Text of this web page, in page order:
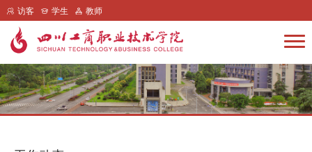
访客 学生 教师